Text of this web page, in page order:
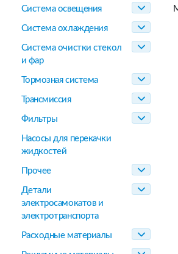
Система освещения
Система охлаждения
Система очистки стекол
и фар
Тормозная система
Трансмиссия
Фильтры
Насосы для перекачки
жидкостей
Прочее
Детали
электросамокатов и
электротранспорта
Расходные материалы